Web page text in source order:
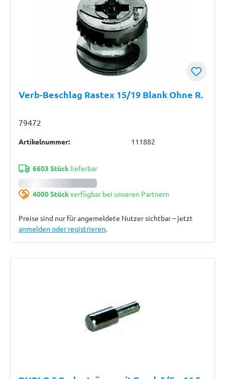
Verb-Beschlag Rastex 15/19 Blank Ohne R.
79472
Artikelnummer: 111882
6603 Stücklieferbar
4000 Stückverfügbar bei unseren Partnern
Preise sind nur für angemeldete Nutzer sichtbar – jetzt
anmelden oder registrieren.